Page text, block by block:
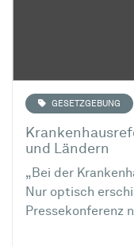
GESETZGEBUNG
und Ländern
„Bei der
Nur optisch
Pressekonferenz